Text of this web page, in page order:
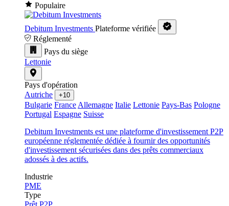
Populaire
Debitum Investments Plateforme vérifiée
Réglementé
Pays du siège
Lettonie
Pays d'opération
Autriche
+10
Bulgarie France Allemagne Italie Lettonie Pays-Bas Pologne
Portugal Espagne Suisse
Debitum Investments est une plateforme d'investissement P2P
européenne réglementée dédiée à fournir des opportunités
d'investissement sécurisées dans des prêts commerciaux
adossés à des actifs.
Industrie
PME
Type
Prêt P2P